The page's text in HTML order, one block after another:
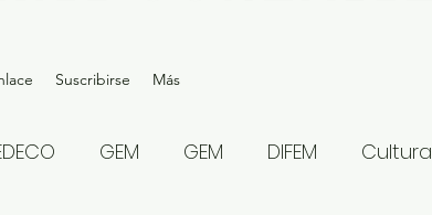
Suscribirse Más
GEM GEM DIFEM Cultura